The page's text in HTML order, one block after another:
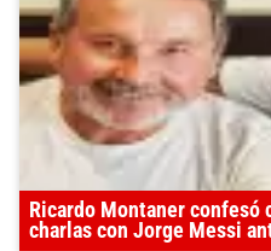
Ricardo Montaner
charlas con Jorge Messi